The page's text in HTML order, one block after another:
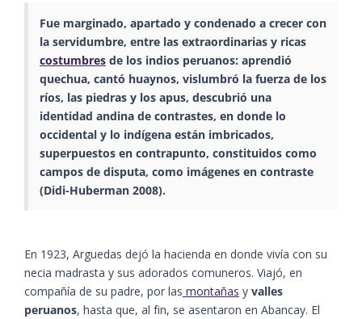
Fue marginado, apartado y condenado a crecer con
la servidumbre, entre las extraordinarias y ricas
costumbres de los indios peruanos: aprendió
quechua, cantó huaynos, vislumbró la fuerza de los
ríos, las piedras y los apus, descubrió una
identidad andina de contrastes, en donde lo
occidental y lo indígena están imbricados,
superpuestos en contrapunto, constituidos como
campos de disputa, como imágenes en contraste​
(Didi-Huberman 2008)​.
En 1923, Arguedas dejó la hacienda en donde vivía con su
necia madrasta y sus adorados comuneros. Viajó, en
compañía de su padre, por las montañas y valles
peruanos, hasta que, al fin, se asentaron en Abancay. El